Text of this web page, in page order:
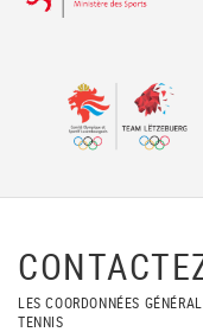
LES COORDONNÉES
TENNIS